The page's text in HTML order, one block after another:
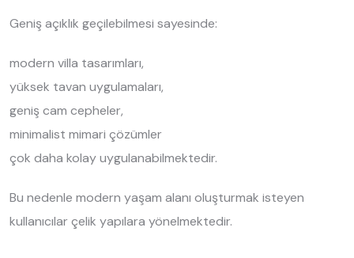
Geniş açıklık geçilebilmesi sayesinde:
modern villa tasarımları,
yüksek tavan uygulamaları,
geniş cam cepheler,
minimalist mimari çözümler
çok daha kolay uygulanabilmektedir.
Bu nedenle modern yaşam alanı oluşturmak isteyen
kullanıcılar çelik yapılara yönelmektedir.